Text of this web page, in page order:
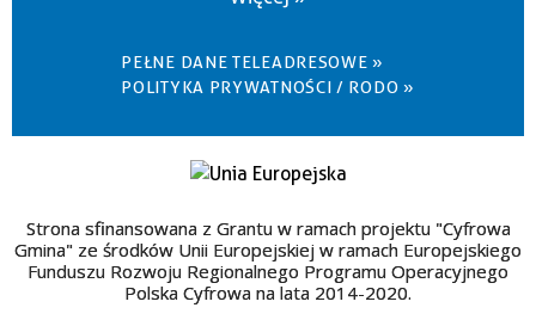
PEŁNE DANE TELEADRESOWE »
POLITYKA PRYWATNOŚCI / RODO »
Strona sfinansowana z Grantu w ramach projektu "Cyfrowa
Gmina" ze środków Unii Europejskiej w ramach Europejskiego
Funduszu Rozwoju Regionalnego Programu Operacyjnego
Polska Cyfrowa na lata 2014-2020.